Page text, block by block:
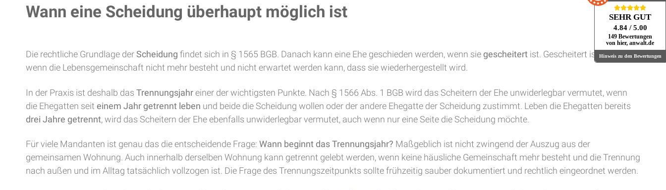
Wann eine Scheidung überhaupt möglich ist
Die rechtliche Grundlage derScheidung findet sich in § 1565 BGB. Danach kann eine Ehe geschieden werden, wenn sie gescheitert ist. Gescheitert ist die Ehe,
wenn die Lebensgemeinschaft nicht mehr besteht und nicht erwartet werden kann, dass sie wiederhergestellt wird.
In der Praxis ist deshalb das Trennungsjahreiner der wichtigsten Punkte. Nach § 1566 Abs. 1 BGB wird das Scheitern der Ehe unwiderlegbar vermutet, wenn
die Ehegatten seit einem Jahr getrennt leben und beide die Scheidung wollen oder der andere Ehegatte der Scheidung zustimmt. Leben die Ehegatten bereits
drei Jahre getrennt, wird das Scheitern der Ehe ebenfalls unwiderlegbar vermutet, auch wenn nur eine Seite die Scheidung möchte.
Für viele Mandanten ist genau das die entscheidende Frage: Wann beginnt das Trennungsjahr? Maßgeblich ist nicht zwingend der Auszug aus der
gemeinsamen Wohnung. Auch innerhalb derselben Wohnung kann getrennt gelebt werden, wenn keine häusliche Gemeinschaft mehr besteht und die Trennung
nach außen und im Alltag tatsächlich vollzogen ist. Die Frage des Trennungszeitpunkts sollte frühzeitig sauber dokumentiert und rechtlich eingeordnet werden.
SEHR GUT
4.84 / 5.00
149 Bewertungen
von hier, anwalt.de
Hinweis zu den Bewertungen